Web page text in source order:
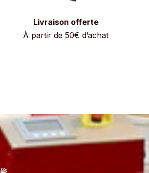
Livraison offerte
À partir de 50€ d’achat